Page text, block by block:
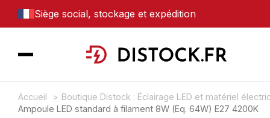
Siège social, stockage et expédition
Accueil
Boutique Distock : Éclairage LED et matériel
Ampoule LED standard à filament 8W (Eq. 64W) E27 4200K